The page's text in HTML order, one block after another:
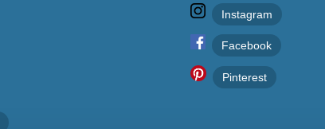
Instagram
Facebook
Pinterest